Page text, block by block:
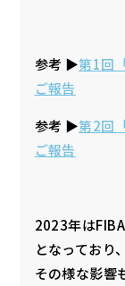
参考 ▶︎第1回
ご報告
参考 ▶︎第2回
ご報告
2023年は
となっており
その様な影響